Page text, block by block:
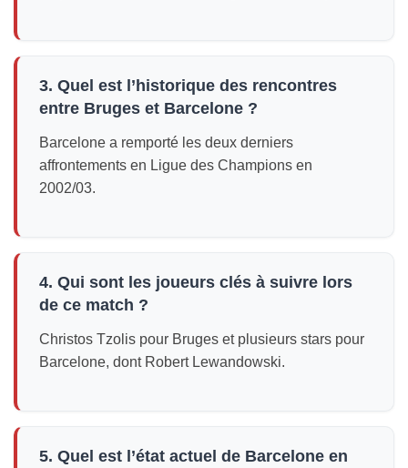
3. Quel est l’historique des rencontres
entre Bruges et Barcelone ?
Barcelone a remporté les deux derniers
affrontements en Ligue des Champions en
2002/03.
4. Qui sont les joueurs clés à suivre lors
de ce match ?
Christos Tzolis pour Bruges et plusieurs stars pour
Barcelone, dont Robert Lewandowski.
5. Quel est l’état actuel de Barcelone en